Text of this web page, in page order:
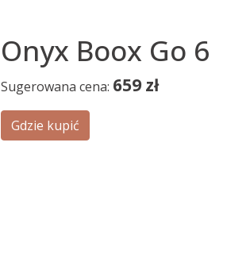
Onyx Boox Go 6
Sugerowana cena: 659zł
Gdzie kupić